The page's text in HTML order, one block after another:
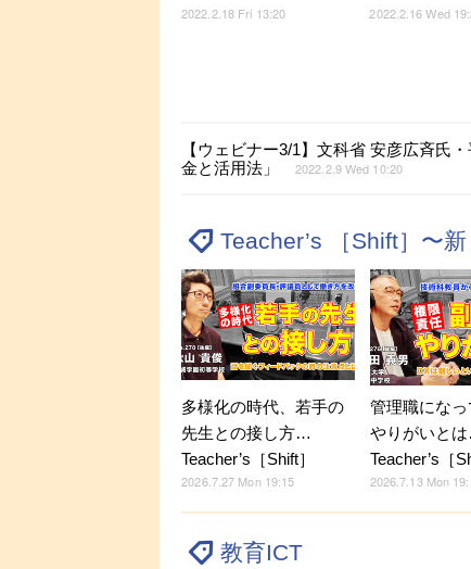
2022.2.18 Fri 13:20 2022.2.16 Wed
【ウェビナー3/1】文科省 安彦広斉氏
金と活用法」
2022.2.9 Wed 10:20
Teacher’s ［Shift］〜
多様化の時代、若手の
先生との接し方…
Teacher’s［Shift］
2026.7.27 Mon 19:15
管理職になっ
やりがいと
Teacher’s［
2026.7.13 Mon
教育ICT